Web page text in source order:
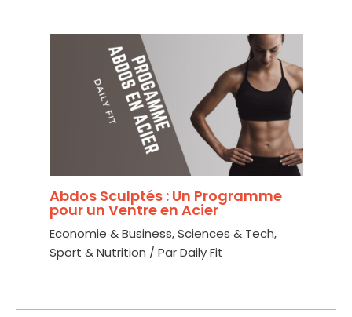
Abdos Sculptés : Un Programme
pour un Ventre en Acier
Economie & Business,Sciences & Tech,
Sport & Nutrition / ParDaily Fit